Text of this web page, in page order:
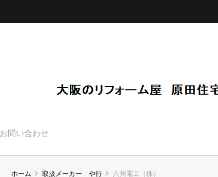
お問い合わせ
ホーム 取扱メーカー や行 八州電工（株）